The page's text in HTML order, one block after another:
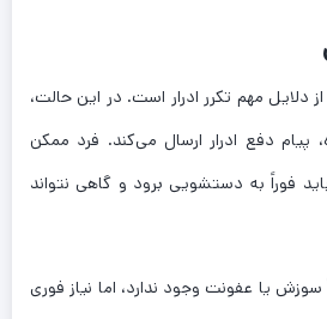
دلایل مهم تکرر ادرار است. در این حالت،
پیام دفع ادرار ارسال می‌کند. فرد ممکن
فوراً به دستشویی برود و گاهی نتواند
یا عفونت وجود ندارد، اما نیاز فوری